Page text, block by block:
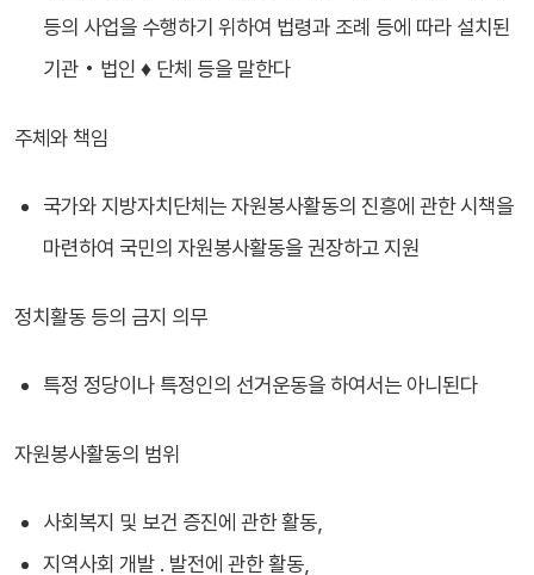
등의 사업을 수행하기 위하여 법령과 조례 등에 따라 설치된
기관 • 법인 ♦ 단체 등을 말한다
주체와 책임
국가와 지방자치단체는 자원봉사활동의 진흥에 관한 시책을
마련하여 국민의 자원봉사활동을 권장하고 지원
정치활동 등의 금지 의무
특정 정당이나 특정인의 선거운동을 하여서는 아니된다
자원봉사활동의 범위
사회복지 및 보건 증진에 관한 활동，
지역사회 개발 . 발전에 관한 활동，